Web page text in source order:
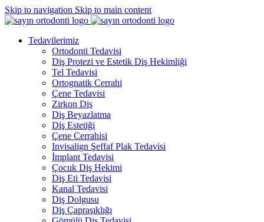
Skip to navigation Skip to main content
Tedavilerimiz
Ortodonti Tedavisi
Diş Protezi ve Estetik Diş Hekimliği
Tel Tedavisi
Ortognatik Cerrahi
Çene Tedavisi
Zirkon Diş
Diş Beyazlatma
Diş Estetiği
Çene Cerrahisi
Invisalign Şeffaf Plak Tedavisi
İmplant Tedavisi
Çocuk Diş Hekimi
Diş Eti Tedavisi
Kanal Tedavisi
Diş Dolgusu
Diş Çapraşıklığı